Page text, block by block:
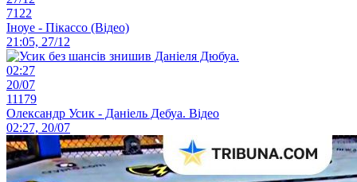
7122
Іноуе - Пікассо (Відео)
21:05, 27/12
02:27
20/07
11179
Олександр Усик - Даніель Дебуа. Відео
02:27, 20/07